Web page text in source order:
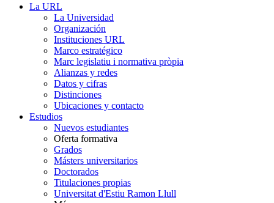
La URL
La Universidad
Organización
Instituciones URL
Marco estratégico
Marc legislatiu i normativa pròpia
Alianzas y redes
Datos y cifras
Distinciones
Ubicaciones y contacto
Estudios
Nuevos estudiantes
Oferta formativa
Grados
Másters universitarios
Doctorados
Titulaciones propias
Universitat d'Estiu Ramon Llull